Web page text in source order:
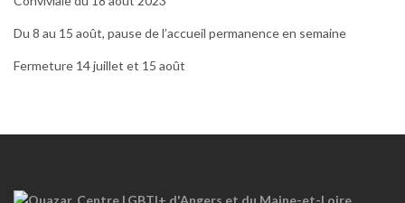
Du 8 au 15 août, pause de l’accueil permanence en semaine
Fermeture 14 juillet et 15 août